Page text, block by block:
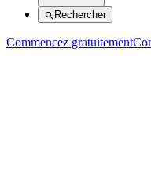
Rechercher
Commencez gratuitement